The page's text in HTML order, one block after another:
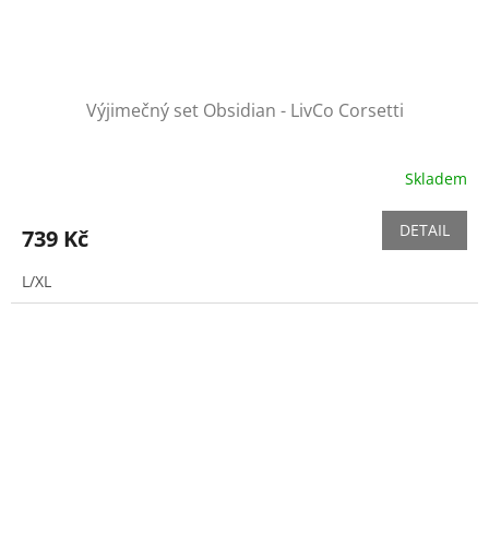
Výjimečný set Obsidian - LivCo Corsetti
Skladem
739 Kč DETAIL
L/XL